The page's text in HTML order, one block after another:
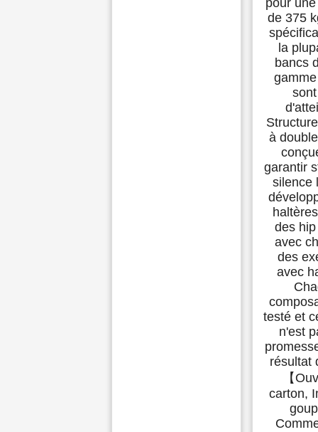
pour
de 375
la
bancs
à
garantir
silence
des
avec
des
avec
testé et
n'est
résultat
【
carton,